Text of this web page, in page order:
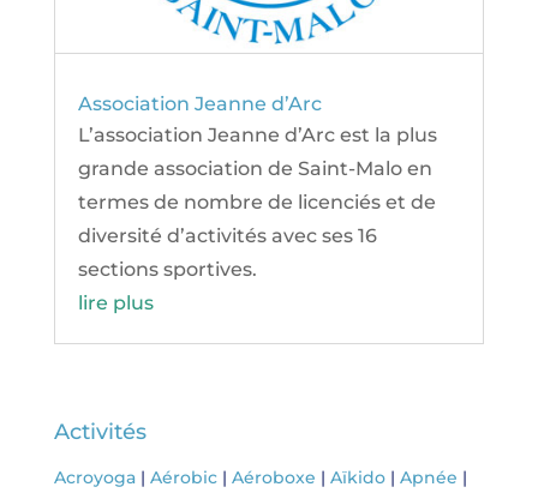
Association Jeanne d’Arc
L’association Jeanne d’Arc est la plus
grande association de Saint-Malo en
termes de nombre de licenciés et de
diversité d’activités avec ses 16
sections sportives.
lire plus
Activités
Acroyoga| Aérobic| Aéroboxe | Aïkido| Apnée |